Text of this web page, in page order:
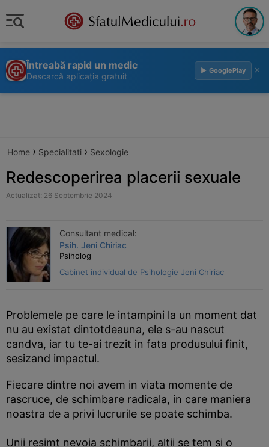
Întreabă rapid un medic
Descarcă aplicația gratuit
▶ GooglePlay ×
Home › Specialitati › Sexologie
Redescoperirea placerii sexuale
Actualizat: 26 Septembrie 2024
Consultant medical:
Psih. Jeni Chiriac
Psiholog
Cabinet individual de Psihologie Jeni Chiriac
Problemele pe care le intampini la un moment dat
nu au existat dintotdeauna, ele s-au nascut
candva, iar tu te-ai trezit in fata produsului finit,
sesizand impactul.
Fiecare dintre noi avem in viata momente de
rascruce, de schimbare radicala, in care maniera
noastra de a privi lucrurile se poate schimba.
Unii resimt nevoia schimbarii, altii se tem si o